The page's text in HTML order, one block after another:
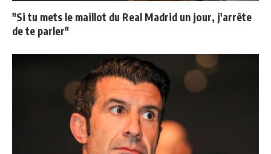
"Si tu mets le maillot du Real Madrid un jour, j'arrête
de te parler"